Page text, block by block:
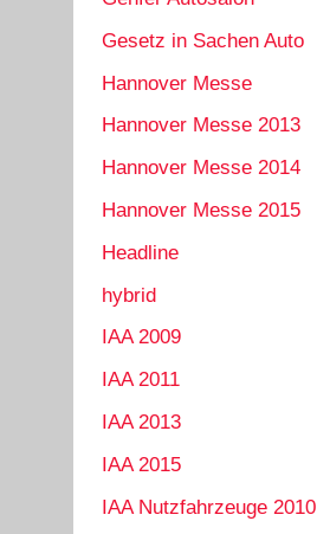
Gesetz in Sachen Auto
Hannover Messe
Hannover Messe 2013
Hannover Messe 2014
Hannover Messe 2015
Headline
hybrid
IAA 2009
IAA 2011
IAA 2013
IAA 2015
IAA Nutzfahrzeuge 2010